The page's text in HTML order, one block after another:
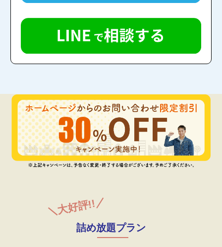
＼大好評!!／
詰め放題プラン